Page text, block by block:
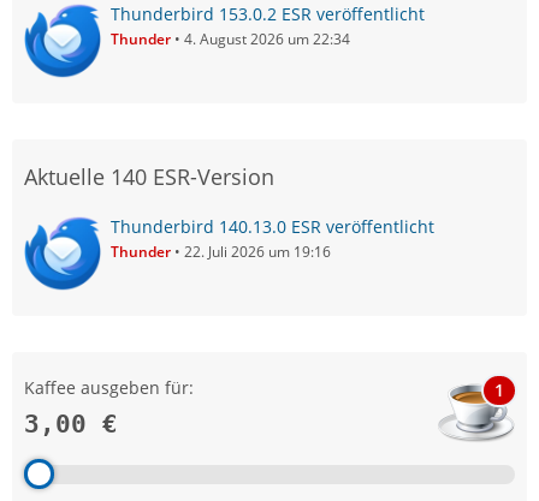
Thunderbird 153.0.2 ESR veröffentlicht
Thunder 4. August 2026 um 22:34
Aktuelle 140 ESR-Version
Thunderbird 140.13.0 ESR veröffentlicht
Thunder 22. Juli 2026 um 19:16
Kaffee ausgeben für:
3,00 €
1